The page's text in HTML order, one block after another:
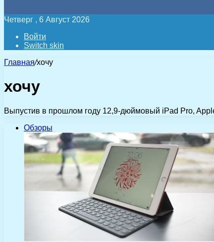
Четверг , 6 Август 2026
Войти
Switch skin
Главная/хочу
хочу
Выпустив в прошлом году 12,9-дюймовый iPad Pro,
Обзоры